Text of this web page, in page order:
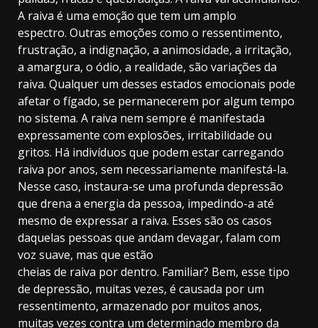
A raiva é uma emoção que tem um amplo
espectro. Outras emoções como o ressentimento,
frustração, a indignação, a animosidade, a irritação,
a amargura, o ódio, a realidade, são variações da
raiva. Qualquer um desses estados emocionais pode
afetar o fígado, se permanecerem por algum tempo
no sistema. A raiva nem sempre é manifestada
expressamente com explosões, irritabilidade ou
gritos. Há indivíduos que podem estar carregando
raiva por anos, sem necessariamente manifestá-la.
Nesse caso, instaura-se uma profunda depressão
que drena a energia da pessoa, impedindo-a até
mesmo de expressar a raiva. Esses são os casos
daquelas pessoas que andam devagar, falam com
voz suave, mas que estão
cheias de raiva por dentro. Familiar? Bem, esse tipo
de depressão, muitas vezes, é causada por um
ressentimento, armazenado por muitos anos,
muitas vezes contra um determinado membro da